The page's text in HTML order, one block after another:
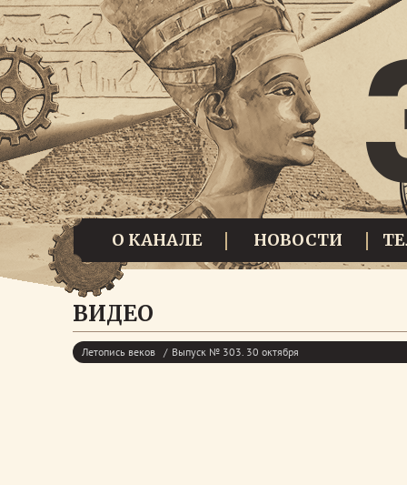
О КАНАЛЕ НОВОСТИ
ВИДЕО
Летопись веков Выпуск № 303. 30 октября